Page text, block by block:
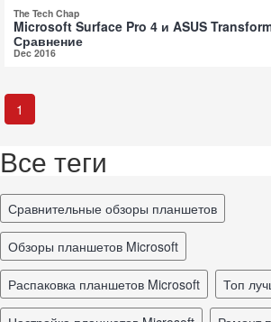
The Tech Chap
Microsoft Surface Pro 4 и ASUS
Сравнение
Dec 2016
1
Все теги
Сравнительные обзоры планшетов
обзоры планшетов Microsoft
распаковка планшетов Microsoft топ